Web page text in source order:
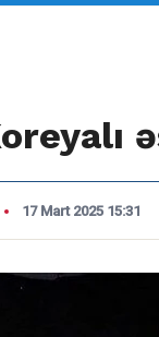
17 Mart 2025 15:31